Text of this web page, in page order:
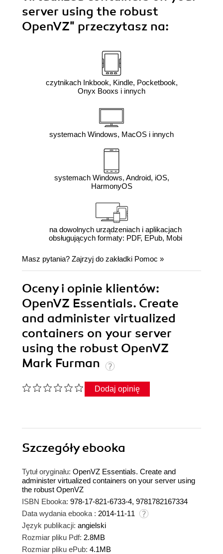
server using the robust
OpenVZ" przeczytasz na:
czytnikach Inkbook, Kindle, Pocketbook,
Onyx Booxs i innych
systemach Windows, MacOS i innych
systemach Windows, Android, iOS,
HarmonyOS
na dowolnych urządzeniach i aplikacjach
obsługujących formaty: PDF, EPub, Mobi
Masz pytania? Zajrzyj do zakładki Pomoc »
Oceny i opinie klientów:
OpenVZ Essentials. Create
and administer virtualized
containers on your server
using the robust OpenVZ
Mark Furman
Dodaj opinię
Szczegółyebooka
Tytuł oryginału: OpenVZ Essentials. Create and
administer virtualized containers on your server using
the robust OpenVZ
ISBN Ebooka: 978-17-821-6733-4, 9781782167334
Data wydania ebooka : 2014-11-11
Język publikacji: angielski
Rozmiar pliku Pdf: 2.8MB
Rozmiar pliku ePub: 4.1MB